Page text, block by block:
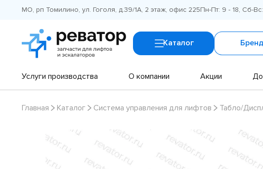
МО, рп Томилино, ул. Гоголя, д.39/1А, 2 этаж, офис 225Пн-Пт: 9 - 18, Сб-
Каталог
Услуги производства О компании Акции
Главная Каталог Система управления для лифтов Табло/